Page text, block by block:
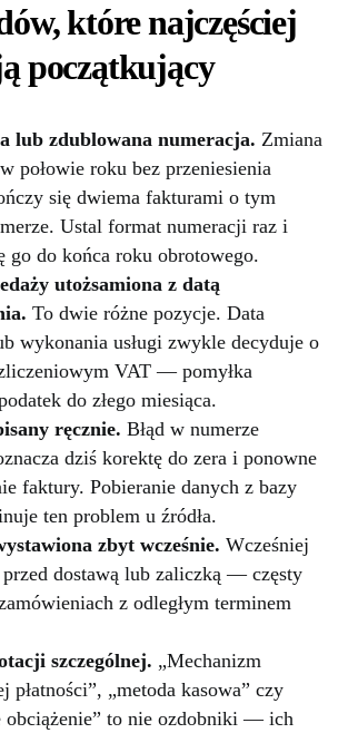
które najczęściej
początkujący
lub zdublowana numeracja. Zmiana
połowie roku bez przeniesienia
się dwiema fakturami o tym
Ustal format numeracji raz i
go do końca roku obrotowego.
utożsamiona z datą
To dwie różne pozycje. Data
wykonania usługi zwykle decyduje o
VAT — pomyłka
do złego miesiąca.
ręcznie. Błąd w numerze
dziś korektę do zera i ponowne
faktury. Pobieranie danych z bazy
ten problem u źródła.
zbyt wcześnie. Wcześniej
dostawą lub zaliczką — częsty
z odległym terminem
szczególnej. „Mechanizm
płatności”, „metoda kasowa” czy
obciążenie” to nie ozdobniki — ich